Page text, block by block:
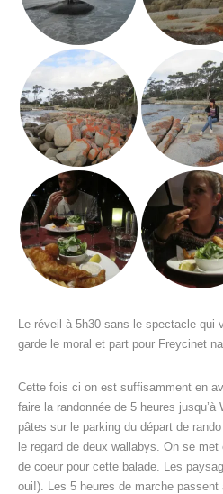
Le réveil à 5h30 sans le spectacle qui
garde le moral et part pour Freycinet
Cette fois ci on est suffisamment en
faire la randonnée de 5 heures
pâtes sur le parking du départ de
le regard de deux wallabys. On se
de coeur pour cette balade. Les
oui!). Les 5 heures de marche passent